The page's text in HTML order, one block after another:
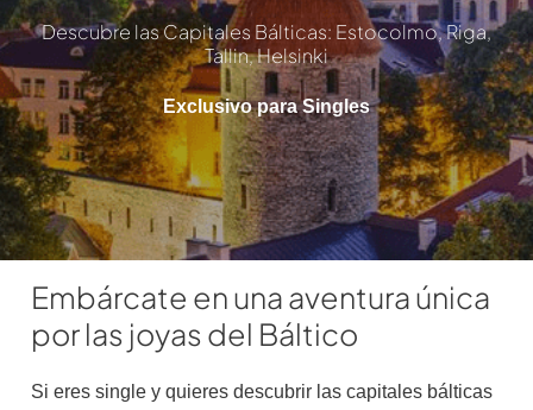
Descubre las Capitales Bálticas: Estocolmo, Riga,
Tallin, Helsinki
Exclusivo para Singles
Embárcate en una aventura única
por las joyas del Báltico
Si eres single y quieres descubrir las capitales bálticas